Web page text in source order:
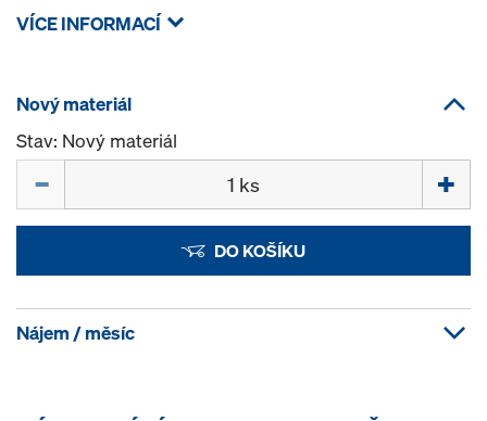
VÍCE INFORMACÍ
Nový materiál
Stav: Nový materiál
DO KOŠÍKU
Nájem / měsíc